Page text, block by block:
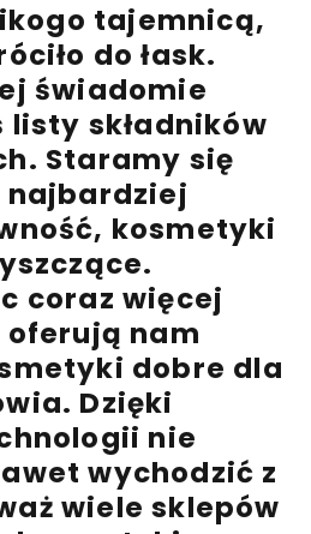
tajemnicą,
do łask.
świadomie
składników
Staramy się
kosmetyki
coraz więcej
nam
dobre dla
Dzięki
nie
wychodzić z
wiele sklepów